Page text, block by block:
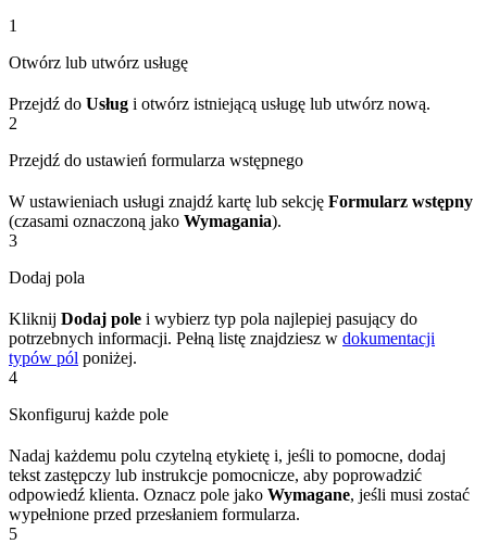
1
Otwórz lub utwórz usługę
Przejdź do Usług i otwórz istniejącą usługę lub utwórz nową.
2
Przejdź do ustawień formularza wstępnego
W ustawieniach usługi znajdź kartę lub sekcję Formularz wstępny
(czasami oznaczoną jako Wymagania).
3
Dodaj pola
Kliknij Dodaj pole i wybierz typ pola najlepiej pasujący do
potrzebnych informacji. Pełną listę znajdziesz w dokumentacji
typów pól poniżej.
4
Skonfiguruj każde pole
Nadaj każdemu polu czytelną etykietę i, jeśli to pomocne, dodaj
tekst zastępczy lub instrukcje pomocnicze, aby poprowadzić
odpowiedź klienta. Oznacz pole jako Wymagane, jeśli musi zostać
wypełnione przed przesłaniem formularza.
5